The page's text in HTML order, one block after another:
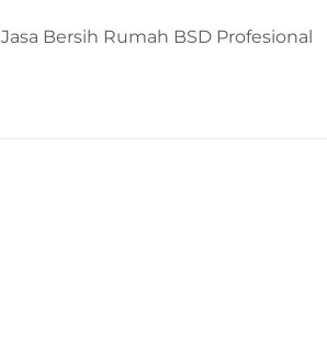
Jasa Bersih Rumah BSD Profesional